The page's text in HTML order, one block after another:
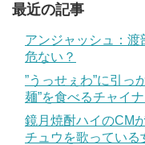
最近の記事
アンジャッシュ：
危ない？
”うっせぇわ”に引っ
麺”を食べるチャイ
鏡月焼酎ハイのCM
チュウを歌っている